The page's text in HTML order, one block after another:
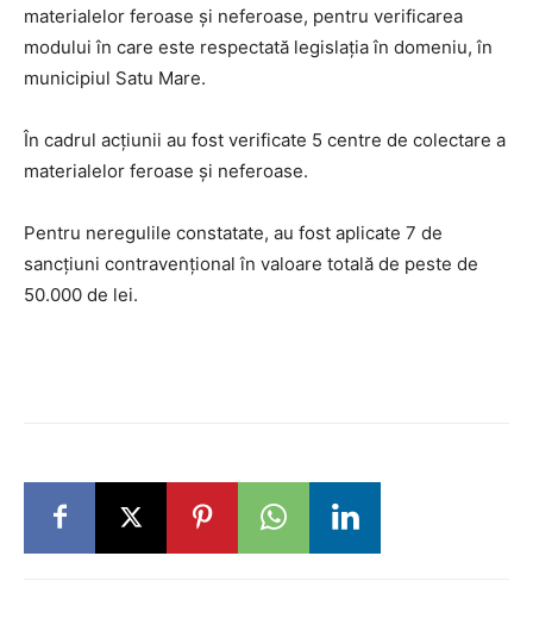
materialelor feroase și neferoase, pentru verificarea
modului în care este respectată legislația în domeniu, în
municipiul Satu Mare.
În cadrul acțiunii au fost verificate 5 centre de colectare a
materialelor feroase și neferoase.
Pentru neregulile constatate, au fost aplicate 7 de
sancțiuni contravențional în valoare totală de peste de
50.000 de lei.